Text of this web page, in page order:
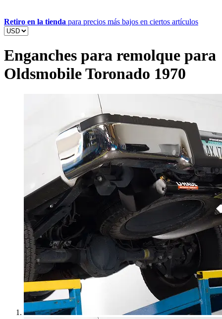
Retiro en la tienda para precios más bajos en ciertos artículos
Enganches para remolque para
Oldsmobile Toronado 1970